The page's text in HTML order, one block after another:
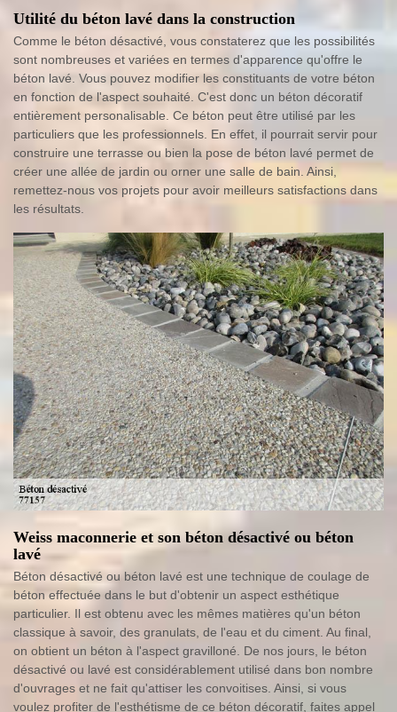
Utilité du béton lavé dans la construction
Comme le béton désactivé, vous constaterez que les possibilités
sont nombreuses et variées en termes d'apparence qu'offre le
béton lavé. Vous pouvez modifier les constituants de votre béton
en fonction de l'aspect souhaité. C'est donc un béton décoratif
entièrement personalisable. Ce béton peut être utilisé par les
particuliers que les professionnels. En effet, il pourrait servir pour
construire une terrasse ou bien la pose de béton lavé permet de
créer une allée de jardin ou orner une salle de bain. Ainsi,
remettez-nous vos projets pour avoir meilleurs satisfactions dans
les résultats.
Weiss maconnerie et son béton désactivé ou béton
lavé
Béton désactivé ou béton lavé est une technique de coulage de
béton effectuée dans le but d'obtenir un aspect esthétique
particulier. Il est obtenu avec les mêmes matières qu'un béton
classique à savoir, des granulats, de l'eau et du ciment. Au final,
on obtient un béton à l'aspect gravilloné. De nos jours, le béton
désactivé ou lavé est considérablement utilisé dans bon nombre
d'ouvrages et ne fait qu'attiser les convoitises. Ainsi, si vous
voulez profiter de l'esthétisme de ce béton décoratif, faites appel